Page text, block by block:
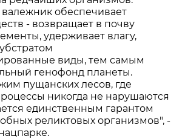
обеспечивает
- возвращает в почву
удерживает влагу,
виды, тем самым
генофонд планеты.
пущанских лесов, где
никогда не нарушаются
единственным гарантом
реликтовых организмов", -